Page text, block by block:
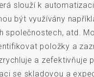
slouží k
být využívány
společnostech, atd.
položky a
a zefektivňuje
se skladovou a